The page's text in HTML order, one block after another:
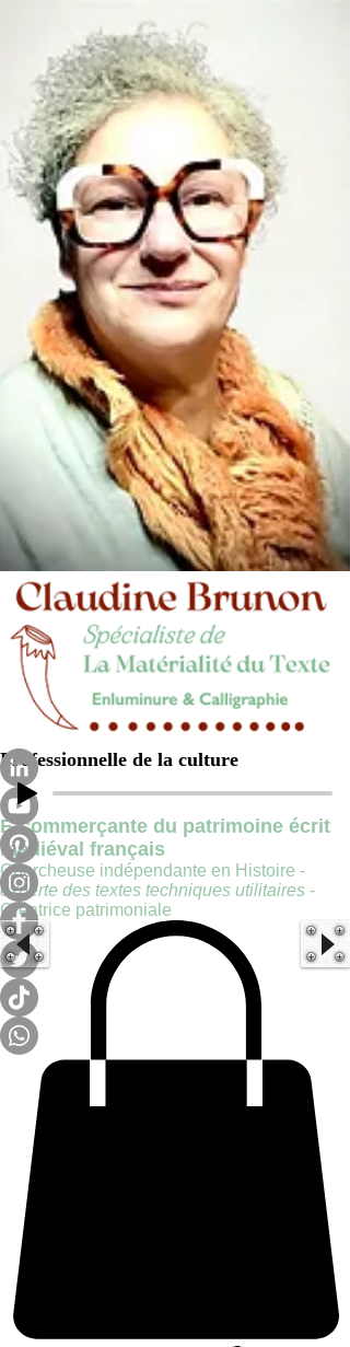
Professionnelle de la culture
E-commerçante du patrimoine écrit
médiéval français
Chercheuse indépendante en Histoire -
experte des textes techniques utilitaires -
Créatrice patrimoniale